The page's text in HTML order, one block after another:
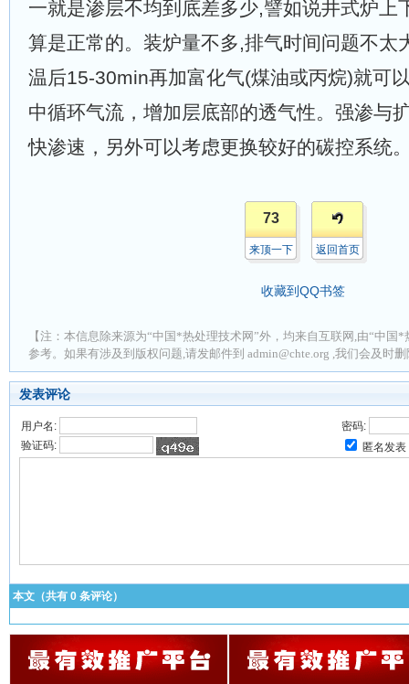
一就是渗层不均到底差多少,譬如说井式炉上
算是正常的。 装炉量不多,排气时间问题不太
温后15-30min再加富化气(煤油或丙烷)就可
中循环气流 ，增加层底部的透气性。 强渗与
快渗速 ，另外可以考虑更换较好的碳控系统
73
来顶一下 返回首页
收藏到QQ书签
【注：本信息除来源为“中国*热处理技术网”外，均来自互联网,由“中国
参考。如果有涉及到版权问题,请发邮件到 admin@chte.org ,我们会及时
发表评论
用户名:
密码:
验证码:
匿名发表
本文（共有 0 条评论）